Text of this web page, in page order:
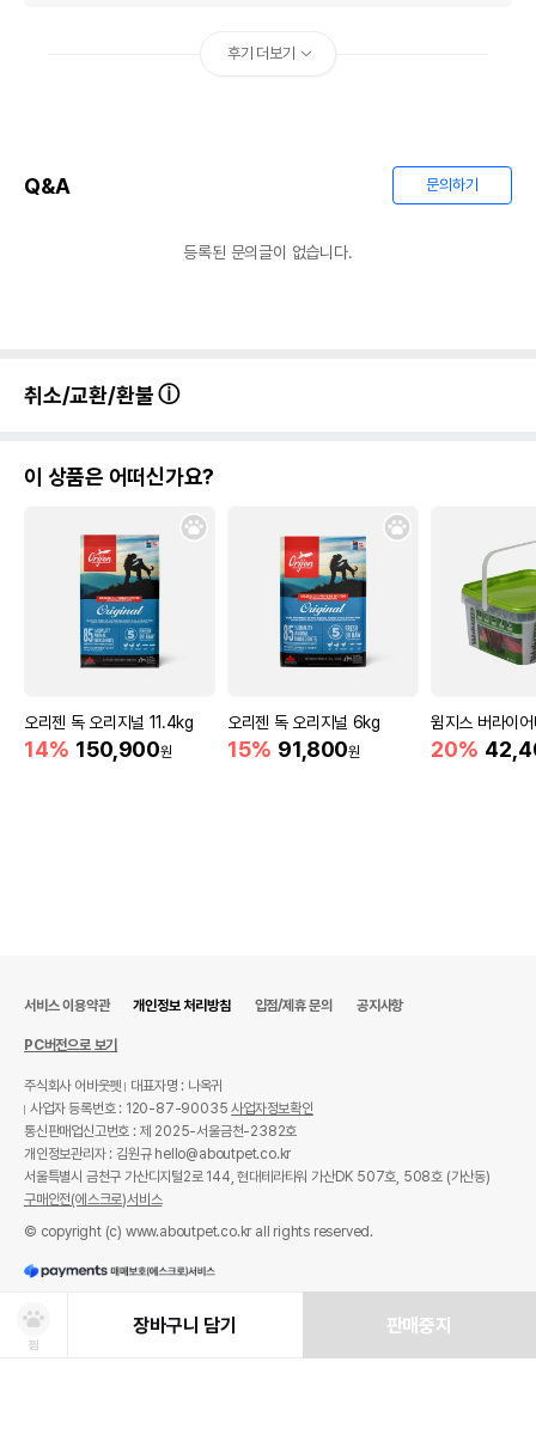
후기 더보기
Q&A 문의하기
등록된 문의글이 없습니다.
취소/교환/환불
이 상품은 어떠신가요?
오리젠 독 오리지널 11.4kg
14% 150,900원
오리젠 독 오리지널 6kg
15% 91,800원
윔지스 버라이
20%
찜
장바구니 담기 판매중지
서비스 이용약관 개인정보 처리방침 입점/제휴 문의 공지사항
PC버전으로 보기
주식회사 어바웃펫
대표자명 : 나옥귀
사업자 등록번호 : 120-87-90035사업자정보확인
통신판매업신고번호 : 제 2025-서울금천-2382호
개인정보관리자 : 김원규 hello@aboutpet.co.kr
서울특별시 금천구 가산디지털2로 144, 현대테라타워 가산DK 507호, 508호 (가산동)
구매안전(에스크로)서비스
© copyright (c) www.aboutpet.co.kr all rights reserved.